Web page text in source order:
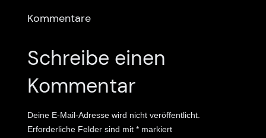
Kommentare
Schreibe einen
Kommentar
Deine E-Mail-Adresse wird nicht veröffentlicht.
Erforderliche Felder sind mit * markiert